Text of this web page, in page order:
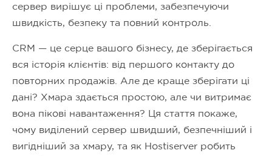
сервер вирішує ці проблеми, забезпечуючи
швидкість, безпеку та повний контроль.
CRM — це серце вашого бізнесу, де зберігається
вся історія клієнтів: від першого контакту до
повторних продажів. Але де краще зберігати ці
дані? Хмара здається простою, але чи витримає
вона пікові навантаження? Ця стаття покаже,
чому виділений сервер швидший, безпечніший і
вигідніший за хмару, та як Hostiserver робить